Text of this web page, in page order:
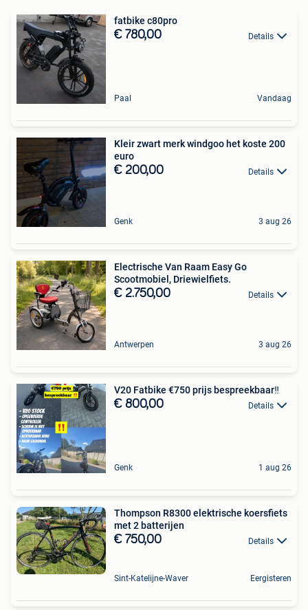
fatbike c80pro
€ 780,00 Details
Paal Vandaag
Kleir zwart merk windgoo het koste 200
euro
€ 200,00 Details
Genk 3 aug 26
Electrische Van Raam Easy Go
Scootmobiel, Driewielfiets.
€ 2.750,00 Details
Antwerpen 3 aug 26
V20 Fatbike €750 prijs bespreekbaar‼️
€ 800,00 Details
Genk 1 aug 26
Thompson R8300 elektrische koersfiets
met 2 batterijen
€ 750,00 Details
Sint-Katelijne-Waver Eergisteren